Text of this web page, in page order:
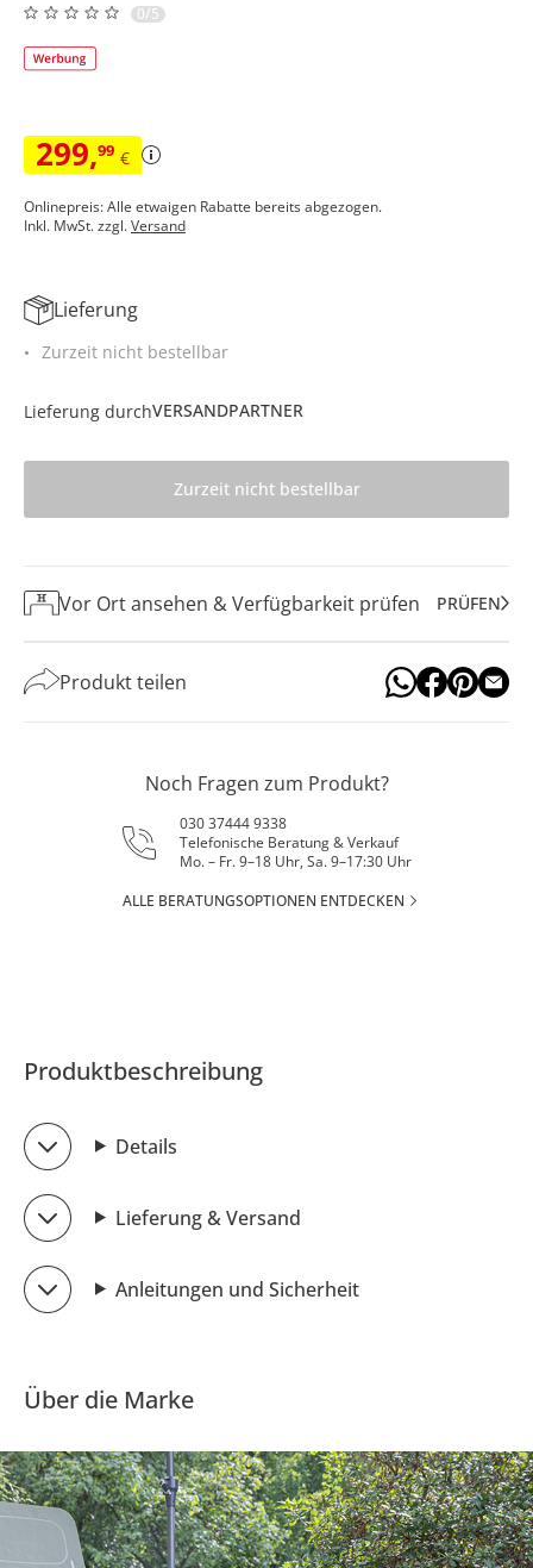
0/5
299,99 €
Onlinepreis: Alle etwaigen Rabatte bereits abgezogen.
Inkl. MwSt. zzgl.Versand
Lieferung
Zurzeit nicht bestellbar
Lieferung durchVERSANDPARTNER
Zurzeit nicht bestellbar
Vor Ort ansehen & Verfügbarkeit prüfen PRÜFEN
Produkt teilen
Noch Fragen zum Produkt?
030 37444 9338
Telefonische Beratung & Verkauf
Mo. – Fr. 9–18 Uhr, Sa. 9–17:30 Uhr
ALLE BERATUNGSOPTIONEN ENTDECKEN
Produktbeschreibung
Details
Lieferung & Versand
Anleitungen und Sicherheit
Über die Marke